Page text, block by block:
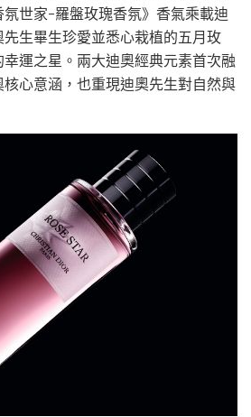
世家-羅盤玫瑰香氛》香氣乘載迪
生畢生珍愛並悉心栽植的五月玫
運之星。兩大迪奧經典元素首次融
心意涵，也重現迪奧先生對自然與